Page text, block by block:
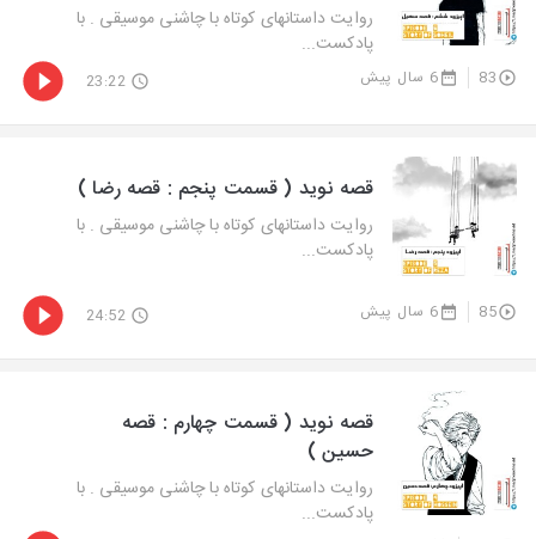
روایت داستانهای کوتاه با چاشنی موسیقی . با
پادکست...
83 6 سال پیش 23:22
قصه نوید ( قسمت پنجم : قصه رضا )
روایت داستانهای کوتاه با چاشنی موسیقی . با
پادکست...
85 6 سال پیش 24:52
قصه نوید ( قسمت چهارم : قصه
حسین )
روایت داستانهای کوتاه با چاشنی موسیقی . با
پادکست...